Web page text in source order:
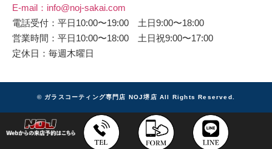
E-mail：info@noj-sakai.com
電話受付：平日10:00〜19:00 土日9:00〜18:00
営業時間：平日10:00〜18:00 土日祝9:00〜17:00
定休日：毎週木曜日
© ガラスコーティング専門店 NOJ堺店 All Rights Reserved.